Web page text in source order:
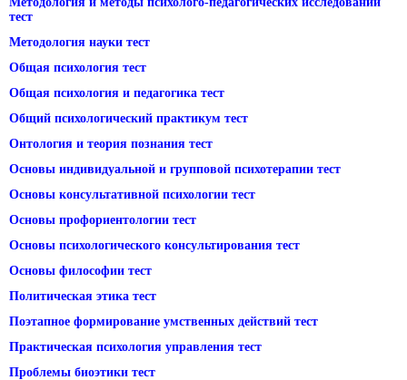
тест
Методология науки тест
Общая психология тест
Общая психология и педагогика тест
Общий психологический практикум тест
Онтология и теория познания тест
Основы индивидуальной и групповой психотерапии тест
Основы консультативной психологии тест
Основы профориентологии тест
Основы психологического консультирования тест
Основы философии тест
Политическая этика тест
Поэтапное формирование умственных действий тест
Практическая психология управления тест
Проблемы биоэтики тест